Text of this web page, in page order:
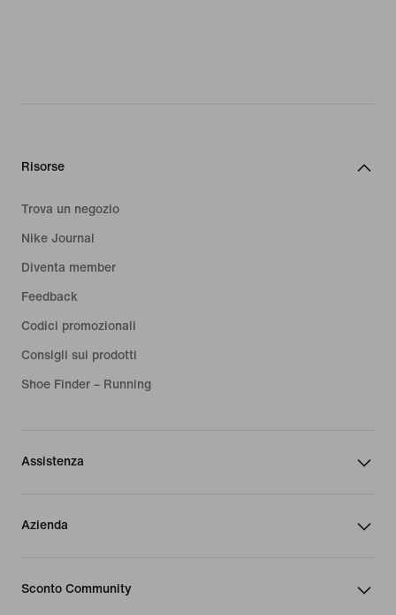
Risorse
Trova un negozio
Nike Journal
Diventa member
Feedback
Codici promozionali
Consigli sui prodotti
Shoe Finder – Running
Assistenza
Azienda
Sconto Community